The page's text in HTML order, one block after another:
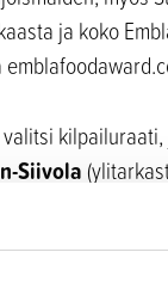
ja koko
Siivola